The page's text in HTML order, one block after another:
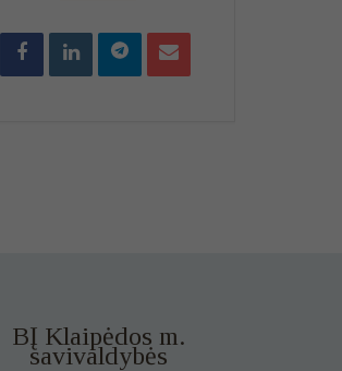
BĮ Klaipėdos m.
savivaldybės